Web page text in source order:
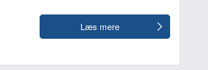
Læs mere